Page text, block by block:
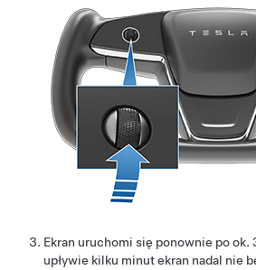
Ekran uruchomi się ponownie po ok.
upływie kilku minut ekran nadal nie